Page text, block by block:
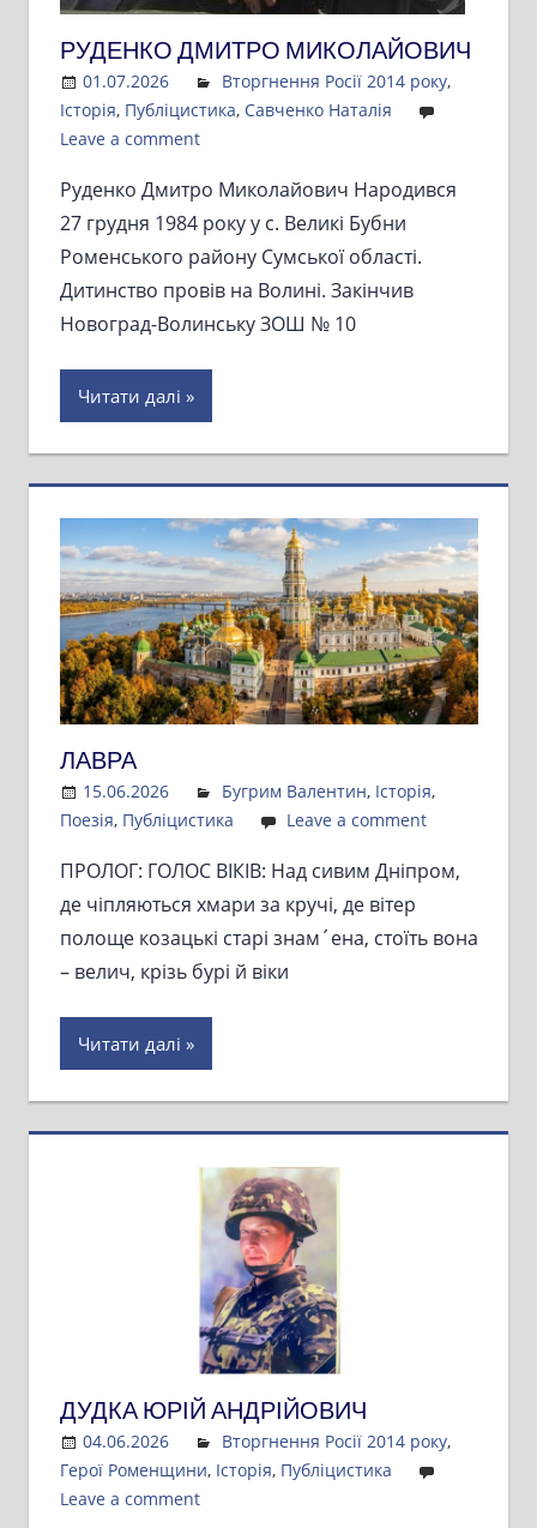
РУДЕНКО ДМИТРО МИКОЛАЙОВИЧ
01.07.2026 Admin
Вторгнення Росії 2014 року,
Історія, Публіцистика, Савченко Наталія
Leave a comment
Руденко Дмитро Миколайович Народився
27 грудня 1984 року у с. Великі Бубни
Роменського району Сумської області.
Дитинство провів на Волині. Закінчив
Новоград-Волинську ЗОШ № 10
Читати далі
ЛАВРА
15.06.2026 Admin
Бугрим Валентин, Історія,
Поезія, Публіцистика Leave a comment
ПРОЛОГ: ГОЛОС ВІКІВ: Над сивим Дніпром,
де чіпляються хмари за кручі, де вітер
полоще козацькі старі знам´ена, стоїть вона
– велич, крізь бурі й віки
Читати далі
ДУДКА ЮРІЙ АНДРІЙОВИЧ
04.06.2026 Admin
Вторгнення Росії 2014 року,
Герої Роменщини, Історія, Публіцистика
Leave a comment